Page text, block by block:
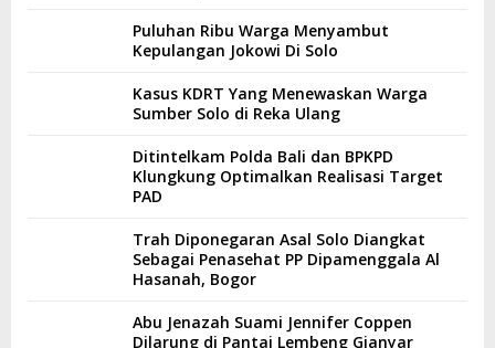
Puluhan Ribu Warga Menyambut
Kepulangan Jokowi Di Solo
Kasus KDRT Yang Menewaskan Warga
Sumber Solo di Reka Ulang
Ditintelkam Polda Bali dan BPKPD
Klungkung Optimalkan Realisasi Target
PAD
Trah Diponegaran Asal Solo Diangkat
Sebagai Penasehat PP Dipamenggala Al
Hasanah, Bogor
Abu Jenazah Suami Jennifer Coppen
Dilarung di Pantai Lembeng Gianyar